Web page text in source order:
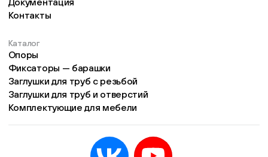
Контакты
Каталог
Опоры
Фиксаторы — барашки
Заглушки для труб с резьбой
Заглушки для труб и отверстий
Комплектующие для мебели